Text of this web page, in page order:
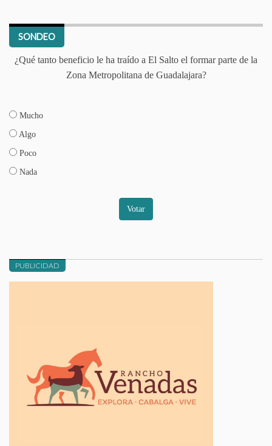
SONDEO
¿Qué tanto beneficio le ha traído a El Salto el formar parte de la
Zona Metropolitana de Guadalajara?
Mucho
Algo
Poco
Nada
Votar
PUBLICIDAD